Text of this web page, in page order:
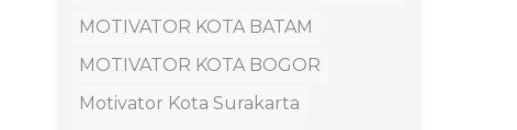
MOTIVATOR KOTA BATAM
MOTIVATOR KOTA BOGOR
Motivator Kota Surakarta